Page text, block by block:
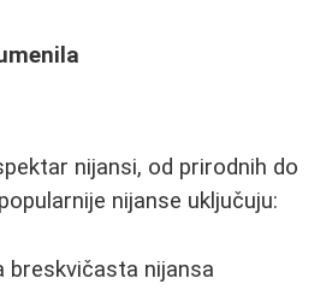
nijansi, od prirodnih do
nijanse uključuju:
breskvičasta nijansa